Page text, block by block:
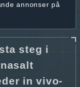
annonser på
steg i
in vivo-